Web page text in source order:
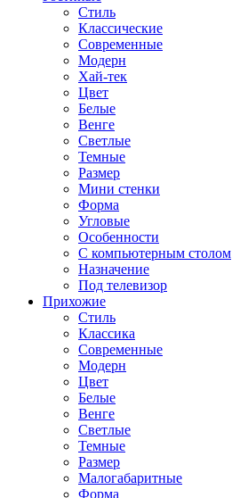
Стиль
Классические
Современные
Модерн
Хай-тек
Цвет
Белые
Венге
Светлые
Темные
Размер
Мини стенки
Форма
Угловые
Особенности
С компьютерным столом
Назначение
Под телевизор
Прихожие
Стиль
Классика
Современные
Модерн
Цвет
Белые
Венге
Светлые
Темные
Размер
Малогабаритные
Форма